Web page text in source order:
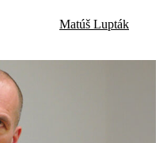
Matúš Lupták